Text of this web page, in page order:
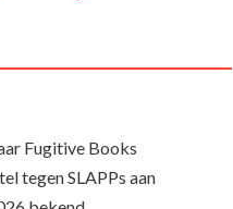
Fugitive Books
tegen SLAPPs aan